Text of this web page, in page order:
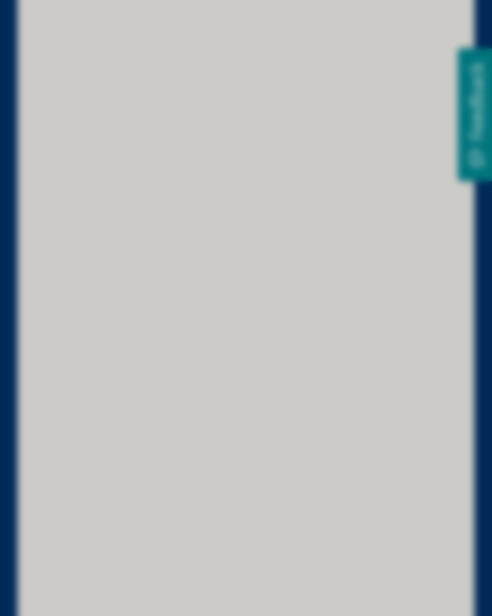
Feedback